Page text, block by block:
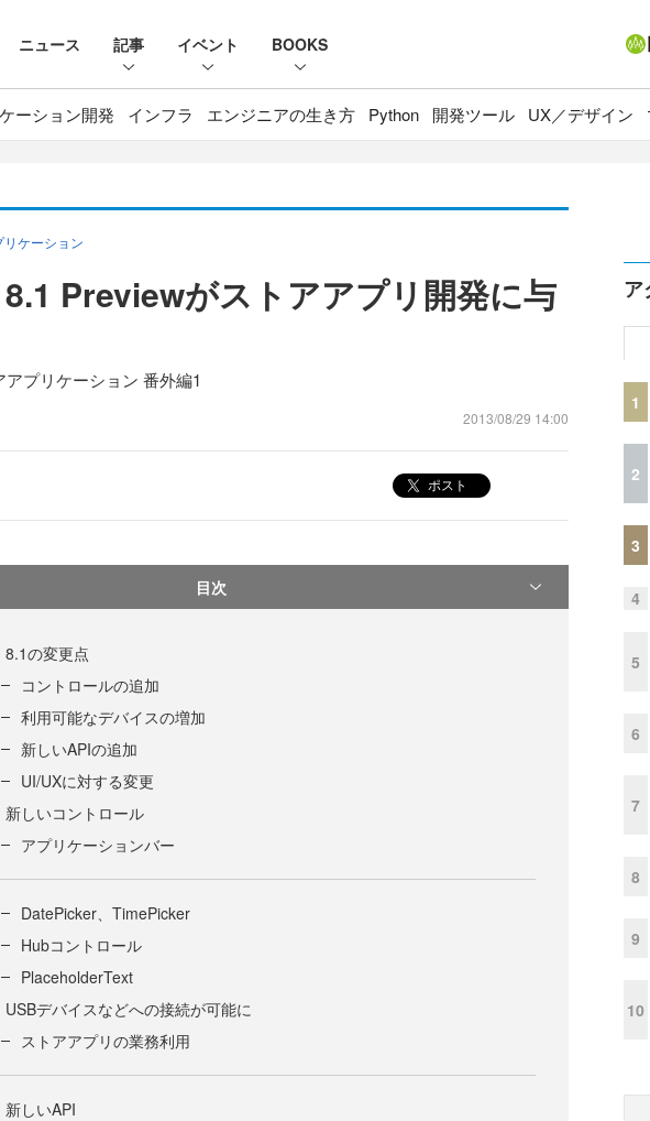
ニュース 記事 イベント BOOKS
ーション開発 インフラ エンジニアの生き方 Python 開発ツール UX／デザイン
ケーション
Previewがストアアプリ開発に与
プリケーション 番外編1
2013/08/29 14:00
ポスト
目次
8.1の変更点
コントロールの追加
利用可能なデバイスの増加
新しいAPIの追加
UI/UXに対する変更
新しいコントロール
アプリケーションバー
DatePicker、TimePicker
Hubコントロール
PlaceholderText
USBデバイスなどへの接続が可能に
ストアアプリの業務利用
新しいAPI
ア
1
2
3
4
5
6
7
8
9
10